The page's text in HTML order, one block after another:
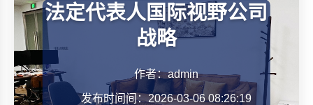
法定代表人国际视野公司
战略
作者：admin
发布时间间：2026-03-06 08:26:19